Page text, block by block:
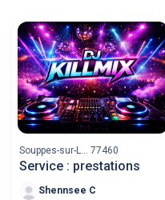
Souppes-sur-L... 77460
Service : prestations
Shennsee C